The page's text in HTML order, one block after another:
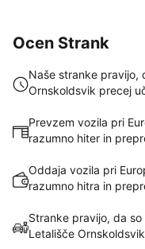
Ocen Strank
Naše stranke pravijo,
Ornskoldsvik precej
Prevzem vozila pri
razumno hiter in
Oddaja vozila pri
razumno hitra in
Stranke pravijo, da
Letališče Ornskoldsvik